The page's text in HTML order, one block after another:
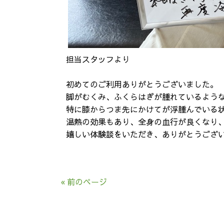
担当スタッフより
初めてのご利用ありがとうございました。
脚がむくみ、ふくらはぎが腫れているよ
特に膝からつま先にかけてが浮腫んでいる
温熱の効果もあり、全身の血行が良くなり
嬉しい体験談をいただき、ありがとうござ
« 前のページ